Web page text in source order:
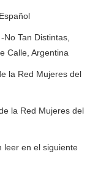
-No Tan Distintas,
Calle, Argentina
la Red Mujeres del
la Red Mujeres del
leer en el siguiente